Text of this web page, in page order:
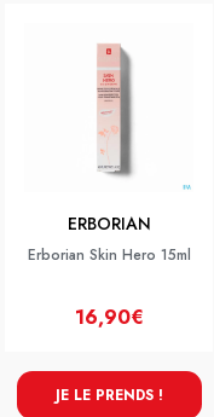
ERBORIAN
Erborian Skin Hero 15ml
16,90€
JE LE PRENDS !